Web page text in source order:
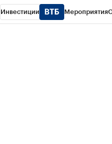
Инвестиции Мероприятия